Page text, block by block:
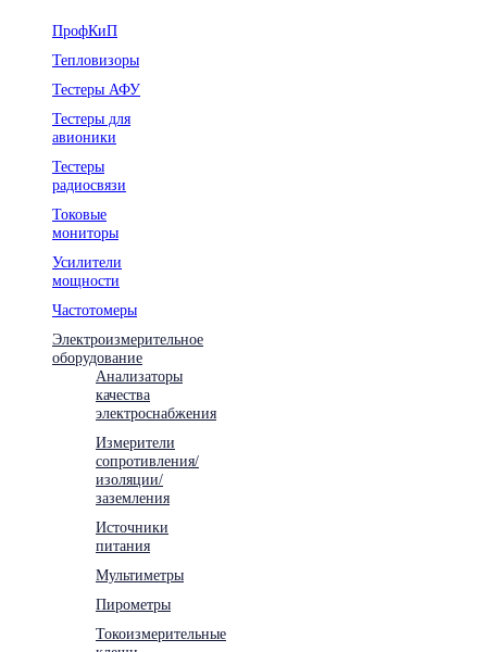
ПрофКиП
Тепловизоры
Тестеры АФУ
Тестеры для
авионики
Тестеры
радиосвязи
Токовые
мониторы
Усилители
мощности
Частотомеры
Электроизмерительное
оборудование
Анализаторы
качества
электроснабжения
Измерители
сопротивления/
изоляции/
заземления
Источники
питания
Мультиметры
Пирометры
Токоизмерительные